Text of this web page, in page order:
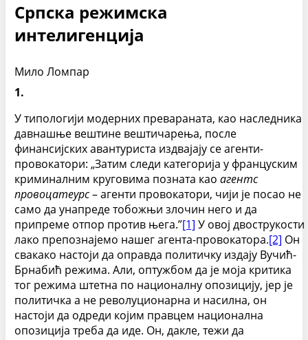
Српска режимска
интелигенција
Мило Ломпар
1.
У типологији модерних превараната, као наследника
давнашње вештине вештичарења, после
финансијских авантуриста издвајају се агенти-
провокатори: „Затим следи категорија у француским
криминалним круговима позната као агентс
провоцатеурс– агенти провокатори, чији је посао не
само да унапреде тобожњи злочин него и да
припреме отпор против њега.”[1] У овој двострукости
лако препознајемо нашег агента-провокатора.[2] Он
свакако настоји да оправда политичку издају Вучић-
Брнабић режима. Али, оптужбом да је моја критика
тог режима штетна по националну опозицију, јер је
политичка а не револуционарна и насилна, он
настоји да одреди којим правцем национална
опозиција треба да иде. Он, дакле, тежи да